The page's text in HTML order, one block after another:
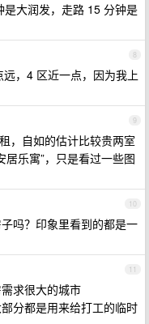
大润发，走路 15 分钟是
8
，4 区近一点，因为我上
9
，自如的估计比较贵两室
乐寓”，只是看过一些图
10
吗？印象里看到的都是一
11
求很大的城市
分都是用来给打工的临时